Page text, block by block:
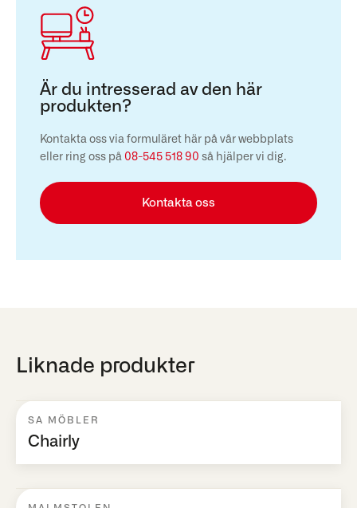
Är du intresserad av den här
produkten?
Kontakta oss via formuläret här på vår webbplats
eller ring oss på 08-545 518 90 så hjälper vi dig.
Kontakta oss
Liknade produkter
SA MÖBLER
Chairly